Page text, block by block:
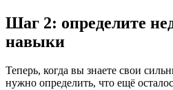
Шаг 2: определите
навыки
Теперь, когда вы знаете свои
нужно определить, что ещё